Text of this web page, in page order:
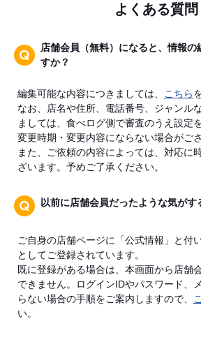
よくある質問
店舗会員（無料）になると、情報の
すか？
編集可能な内容につきましては、 こちら
なお、店名や住所、電話番号、ジャンル
ましては、食べログ側で審査のうえ設定
変更時期・変更内容にならない場合がござ
また、ご依頼の内容によっては、対応に
ざいます。予めご了承ください。
以前に店舗会員だったような気がす
ご自身の店舗ページに「公式情報」と付
としてご登録されています。
既に登録がある場合は、本画面から店舗
できません。ログインIDやパスワード、
らない場合の手順をご案内しますので、
い。